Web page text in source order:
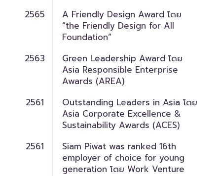
2565
A Friendly Design Award โดย
“the Friendly Design for All
Foundation”
2563
Green Leadership Award โดย
Asia Responsible Enterprise
Awards (AREA)
2561
Outstanding Leaders in Asia โดย
Asia Corporate Excellence &
Sustainability Awards (ACES)
2561
Siam Piwat was ranked 16th
employer of choice for young
generation โดย Work Venture